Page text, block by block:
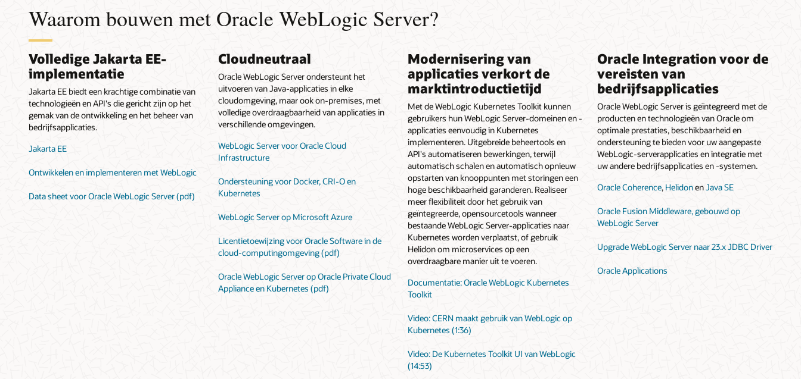
Waarom bouwen met Oracle WebLogic Server?
Volledige Jakarta EE-
implementatie
Jakarta EE biedt een krachtige combinatie van
technologieën en API's die gericht zijn op het
gemak van de ontwikkeling en het beheer van
bedrijfsapplicaties.
Jakarta EE
Ontwikkelen en implementeren met WebLogic
Data sheet voor Oracle WebLogic Server (pdf)
Cloudneutraal
Oracle WebLogic Server ondersteunt het
uitvoeren van Java-applicaties in elke
cloudomgeving, maar ook on-premises, met
volledige overdraagbaarheid van applicaties in
verschillende omgevingen.
WebLogic Server voor Oracle Cloud
Infrastructure
Ondersteuning voor Docker, CRI-O en
Kubernetes
WebLogic Server op Microsoft Azure
Licentietoewijzing voor Oracle Software in de
cloud-computingomgeving (pdf)
Oracle WebLogic Server op Oracle Private Cloud
Appliance en Kubernetes (pdf)
Modernisering van
applicaties verkort de
marktintroductietijd
Met de WebLogic Kubernetes Toolkit kunnen
gebruikers hun WebLogic Server-domeinen en -
applicaties eenvoudig in Kubernetes
implementeren. Uitgebreide beheertools en
API's automatiseren bewerkingen, terwijl
automatisch schalen en automatisch opnieuw
opstarten van knooppunten met storingen een
hoge beschikbaarheid garanderen. Realiseer
meer flexibiliteit door het gebruik van
geïntegreerde, opensourcetools wanneer
bestaande WebLogic Server-applicaties naar
Kubernetes worden verplaatst, of gebruik
Helidon om microservices op een
overdraagbare manier uit te voeren.
Documentatie: Oracle WebLogic Kubernetes
Toolkit
Video: CERN maakt gebruik van WebLogic op
Kubernetes (1:36)
Video: De Kubernetes Toolkit UI van WebLogic
(14:53)
Oracle Integration voor de
vereisten van
bedrijfsapplicaties
Oracle WebLogic Server is geïntegreerd met de
producten en technologieën van Oracle om
optimale prestaties, beschikbaarheid en
ondersteuning te bieden voor uw aangepaste
WebLogic-serverapplicaties en integratie met
uw andere bedrijfsapplicaties en -systemen.
Oracle Coherence, HelidonenJava SE
Oracle Fusion Middleware, gebouwd op
WebLogic Server
Upgrade WebLogic Server naar 23.x JDBC Driver
Oracle Applications